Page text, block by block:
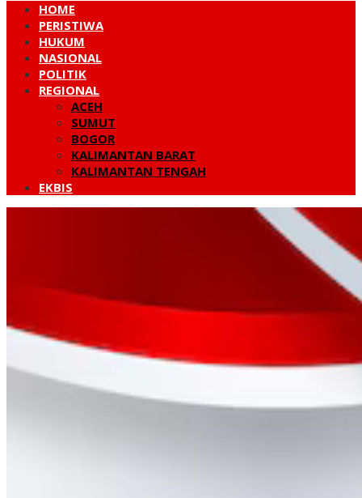
HOME
PERISTIWA
HUKUM
NASIONAL
POLITIK
REGIONAL
ACEH
SUMUT
BOGOR
KALIMANTAN BARAT
KALIMANTAN TENGAH
EKBIS